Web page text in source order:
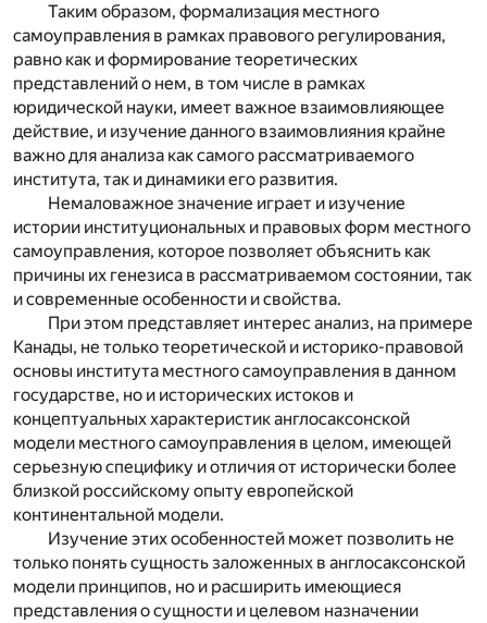
Таким образом, формализация местного
самоуправления в рамках правового регулирования,
равно как и формирование теоретических
представлений о нем, в том числе в рамках
юридической науки, имеет важное взаимовлияющее
действие, и изучение данного взаимовлияния крайне
важно для анализа как самого рассматриваемого
института, так и динамики его развития.
Немаловажное значение играет и изучение
истории институциональных и правовых форм местного
самоуправления, которое позволяет объяснить как
причины их генезиса в рассматриваемом состоянии, так
и современные особенности и свойства.
При этом представляет интерес анализ, на примере
Канады, не только теоретической и историко-правовой
основы института местного самоуправления в данном
государстве, но и исторических истоков и
концептуальных характеристик англосаксонской
модели местного самоуправления в целом, имеющей
серьезную специфику и отличия от исторически более
близкой российскому опыту европейской
континентальной модели.
Изучение этих особенностей может позволить не
только понять сущность заложенных в англосаксонской
модели принципов, но и расширить имеющиеся
представления о сущности и целевом назначении